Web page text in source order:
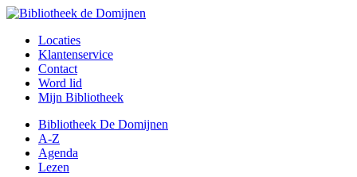
Locaties
Klantenservice
Contact
Word lid
Mijn Bibliotheek
Bibliotheek De Domijnen
A-Z
Agenda
Lezen